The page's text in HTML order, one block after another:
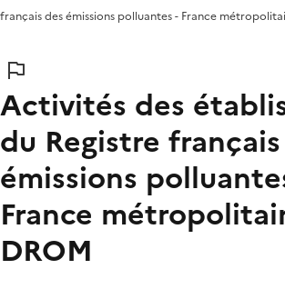
français des émissions polluantes - France
Activités des
du Registre
émissions
France
DROM